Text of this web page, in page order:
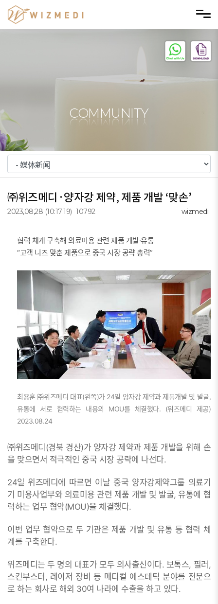
Skip to menu
COMMUNITY
㈜위즈메디·양자강 제약, 제품 개발 ‘맞손’
wizmedi
2023,08,28 (10:17:19) 10792
협력 체계 구축해 의료미용 관련 제품 개발·유통
“고객 니즈 맞춘 제품으로 중국 시장 공략 총력”
최용훈 ㈜위즈메디 대표(왼쪽)가 24일 양자강 제약과 제품개발 및 발굴,
유통에 서로 협력하는 내용의 MOU를 체결했다. (위즈메디 제공)
2023.08.24
㈜위즈메디(경북 경산)가 양자강 제약과 제품 개발을 위해 손
을 맞으면서 적극적인 중국 시장 공략에 나선다.
24일 위즈메디에 따르면 이날 중국 양자강제약그룹 의료기
기 미용사업부와 의료미용 관련 제품 개발 및 발굴, 유통에 협
력하는 업무 협약(MOU)을 체결했다.
이번 업무 협약으로 두 기관은 제품 개발 및 유통 등 협력 체
계를 구축한다.
위즈메디는 두 명의 대표가 모두 의사출신이다. 보톡스, 필러,
스킨부스터, 레이저 장비 등 메디컬 에스테틱 분야를 전문으
로 하는 회사로 해외 30여 나라에 수출을 하고 있다.